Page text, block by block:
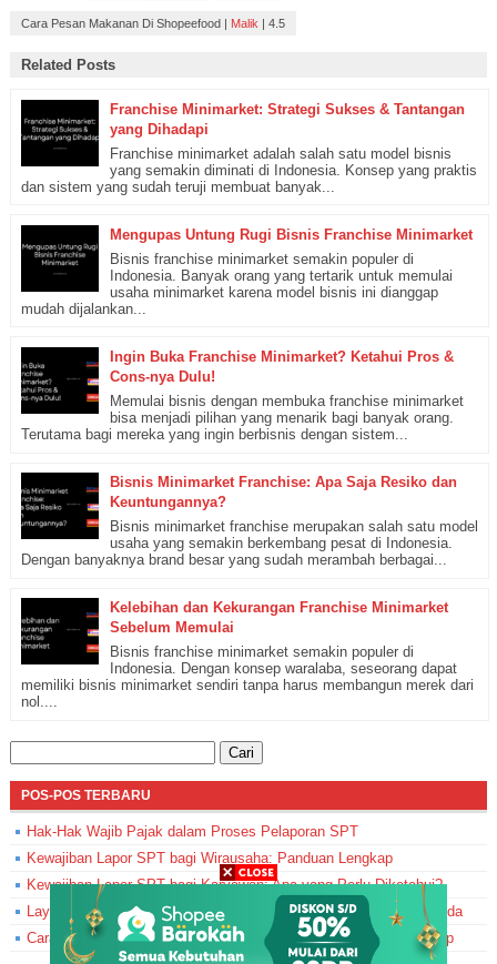
Cara Pesan Makanan Di Shopeefood| Malik | 4.5
Related Posts
Franchise Minimarket: Strategi Sukses & Tantangan
yang Dihadapi
Franchise minimarket adalah salah satu model bisnis
yang semakin diminati di Indonesia. Konsep yang praktis
dan sistem yang sudah teruji membuat banyak...
Mengupas Untung Rugi Bisnis Franchise Minimarket
Bisnis franchise minimarket semakin populer di
Indonesia. Banyak orang yang tertarik untuk memulai
usaha minimarket karena model bisnis ini dianggap
mudah dijalankan...
Ingin Buka Franchise Minimarket? Ketahui Pros &
Cons-nya Dulu!
Memulai bisnis dengan membuka franchise minimarket
bisa menjadi pilihan yang menarik bagi banyak orang.
Terutama bagi mereka yang ingin berbisnis dengan sistem...
Bisnis Minimarket Franchise: Apa Saja Resiko dan
Keuntungannya?
Bisnis minimarket franchise merupakan salah satu model
usaha yang semakin berkembang pesat di Indonesia.
Dengan banyaknya brand besar yang sudah merambah berbagai...
Kelebihan dan Kekurangan Franchise Minimarket
Sebelum Memulai
Bisnis franchise minimarket semakin populer di
Indonesia. Dengan konsep waralaba, seseorang dapat
memiliki bisnis minimarket sendiri tanpa harus membangun merek dari
nol....
untuk:
POS-POS TERBARU
Hak-Hak Wajib Pajak dalam Proses Pelaporan SPT
Kewajiban Lapor SPT bagi Wirausaha: Panduan Lengkap
Kewajiban Lapor SPT bagi Karyawan: Apa yang Perlu Diketahui?
Layanan Bantuan DJP Online: Solusi Masalah Pelaporan SPT Anda
Cara Memperbaiki SPT yang Sudah Dilaporkan: Panduan Lengkap